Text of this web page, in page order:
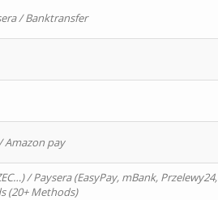
/ Banktransfer
Amazon pay
/ Paysera (EasyPay, mBank, Przelewy24,
(20+ Methods)